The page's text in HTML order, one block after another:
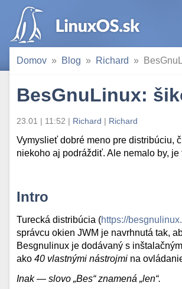
Domov Blog Richard
BesGnuLinux:
23.01 | 11:52 | Richard | Richard
Vymyslieť dobré meno pre distribúciu,
niekoho aj podráždiť. Ale nemalo by,
Intro
Turecká distribúcia (https://
správcu okien JWM je navrhnutá tak,
Besgnulinux je dodávaný s
ako 40 vlastnými nástrojmi na
Inak — slovo „Bes“ znamená „len“.